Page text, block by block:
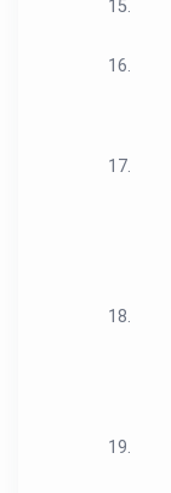
15.
16.
17.
18.
19.